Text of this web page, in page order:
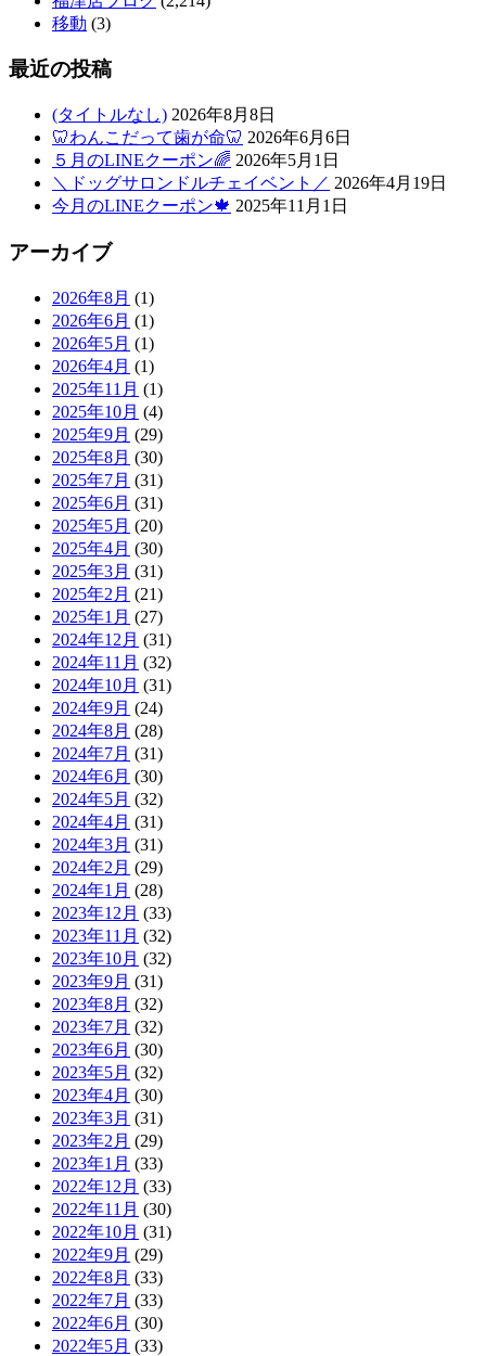
移動 (3)
最近の投稿
(タイトルなし) 2026年8月8日
🦷わんこだって歯が命🦷 2026年6月6日
５月のLINEクーポン🌈 2026年5月1日
＼ドッグサロンドルチェイベント／ 2026年4月19日
今月のLINEクーポン🍁 2025年11月1日
アーカイブ
2026年8月 (1)
2026年6月 (1)
2026年5月 (1)
2026年4月 (1)
2025年11月 (1)
2025年10月 (4)
2025年9月 (29)
2025年8月 (30)
2025年7月 (31)
2025年6月 (31)
2025年5月 (20)
2025年4月 (30)
2025年3月 (31)
2025年2月 (21)
2025年1月 (27)
2024年12月 (31)
2024年11月 (32)
2024年10月 (31)
2024年9月 (24)
2024年8月 (28)
2024年7月 (31)
2024年6月 (30)
2024年5月 (32)
2024年4月 (31)
2024年3月 (31)
2024年2月 (29)
2024年1月 (28)
2023年12月 (33)
2023年11月 (32)
2023年10月 (32)
2023年9月 (31)
2023年8月 (32)
2023年7月 (32)
2023年6月 (30)
2023年5月 (32)
2023年4月 (30)
2023年3月 (31)
2023年2月 (29)
2023年1月 (33)
2022年12月 (33)
2022年11月 (30)
2022年10月 (31)
2022年9月 (29)
2022年8月 (33)
2022年7月 (33)
2022年6月 (30)
2022年5月 (33)